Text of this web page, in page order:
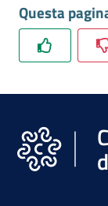
Seguici
Questa